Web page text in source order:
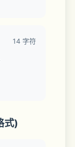
歌？
乐模式
适合的
14 字符
式)